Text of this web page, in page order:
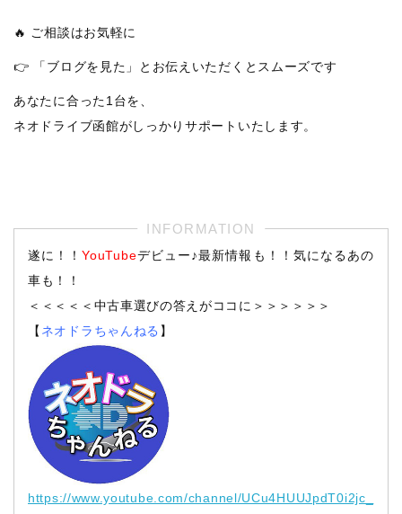
🔥 ご相談はお気軽に
👉 「ブログを見た」とお伝えいただくとスムーズです
あなたに合った1台を、
ネオドライブ函館がしっかりサポートいたします。
遂に！！YouTubeデビュー♪最新情報も！！気になるあの
車も！！
＜＜＜＜＜中古車選びの答えがココに＞＞＞＞＞＞
【 ネオドラちゃんねる 】
https://www.youtube.com/channel/UCu4HUUJpdT0i2jc_